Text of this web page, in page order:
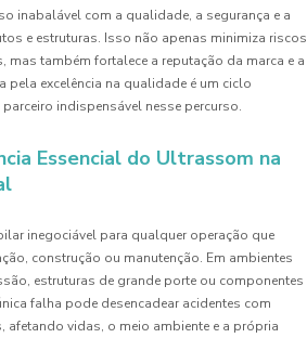
inabalável com a qualidade, a segurança e a
e estruturas. Isso não apenas minimiza riscos
também fortalece a reputação da marca e a
pela excelência na qualidade é um ciclo
indispensável nesse percurso.
Essencial do Ultrassom na
inegociável para qualquer operação que
construção ou manutenção. Em ambientes
estruturas de grande porte ou componentes
falha pode desencadear acidentes com
afetando vidas, o meio ambiente e a própria